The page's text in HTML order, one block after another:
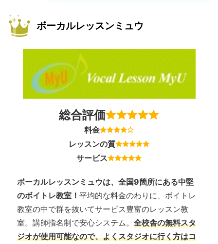
ボーカルレッスンミュウ
総合評価
料金
レッスンの質
サービス
ボーカルレッスンミュウは、全国9箇所にある中堅
のボイトレ教室！ 平均的な料金のわりに、ボイトレ
教室の中で群を抜いてサービス豊富のレッスン教
室。講師指名制で安心システム。 全校舎の無料スタ
ジオが使用可能なので、よくスタジオに行く方はコ